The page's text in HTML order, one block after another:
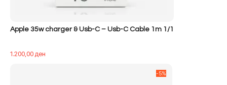
Apple 35w charger & Usb-C – Usb-C Cable 1m 1/1
1.200,00ден
-5%